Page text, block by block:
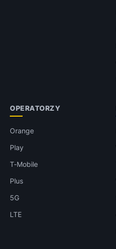
OPERATORZY
Orange
Play
T-Mobile
Plus
5G
LTE